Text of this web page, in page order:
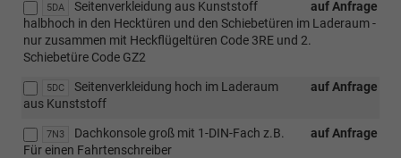
5DA auf Anfrage
Seitenverkleidung aus Kunststoff
halbhoch in den Hecktüren und den Schiebetüren im Laderaum -
nur zusammen mit Heckflügeltüren Code 3RE und 2.
Schiebetüre Code GZ2
5DC auf Anfrage
Seitenverkleidung hoch im Laderaum
aus Kunststoff
7N3 auf Anfrage
Dachkonsole groß mit 1-DIN-Fach z.B.
Für einen Fahrtenschreiber